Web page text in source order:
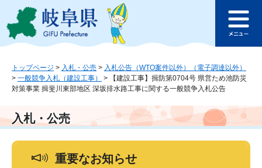
ジ
ュ
本
文
このページの本文へ
ュ
トップページ > 入札・公売 > 入札公告（WTO案件以外）（電子調達以外）
> 一般競争入札（建設工事） >
【建設工事】揖防第0704号 県営ため池防災
対策事業 揖斐川東部地区 深坂排水路工事に関する一般競争入札公告
入札・公売
重要なお知らせ